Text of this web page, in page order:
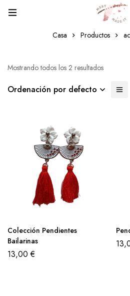
acero
Casa Productos
Mostrando todos los 2 resultados
Ordenación por defecto
Colección Pendientes
Bailarinas
13,00€